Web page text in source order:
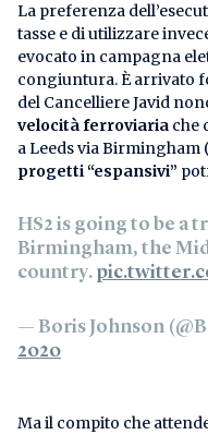
La preferenza
tasse e di utilizzare
evocato in campagna
congiuntura. È arrivato
del Cancelliere Javid
velocità ferroviaria che
a Leeds via Birmingham
progetti “espansivi”
HS2 is going to be a
Birmingham, the
country.
— Boris Johnson
2020
Ma il compito che